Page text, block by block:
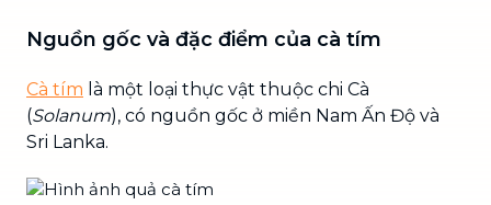
Nguồn gốc và đặc điểm của cà tím
Cà tím là một loại thực vật thuộc chi Cà
(Solanum), có nguồn gốc ở miền Nam Ấn Độ và
Sri Lanka.